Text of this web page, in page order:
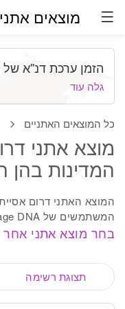
כל המוצאים האתניים
מוצא אתני
המדינות בהן
המוצא האתני דרום
המשתמשים של MyHeritage DNA.
בחר מוצא אתני אחר
הזמן ערכת דנ''א של MyHeritage
גלה עוד
תצוגת רשימה